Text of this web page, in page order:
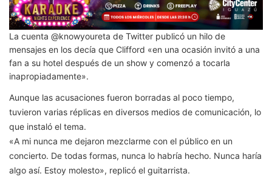
La cuenta @knowyoureta de Twitter publicó un hilo de
mensajes en los decía que Clifford «en una ocasión invitó a una
fan a su hotel después de un show y comenzó a tocarla
inapropiadamente».
Aunque las acusaciones fueron borradas al poco tiempo,
tuvieron varias réplicas en diversos medios de comunicación, lo
que instaló el tema.
«A mi nunca me dejaron mezclarme con el público en un
concierto. De todas formas, nunca lo habría hecho. Nunca haría
algo así. Estoy molesto», replicó el guitarrista.